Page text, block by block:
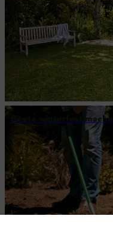
Beete winterfest